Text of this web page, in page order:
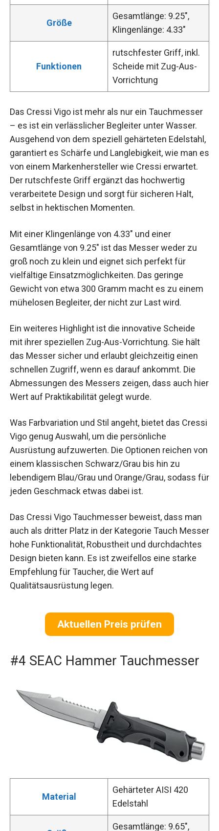
Größe
Gesamtlänge: 9.25″,
Klingenlänge: 4.33″
Funktionen
rutschfester Griff, inkl.
Scheide mit Zug-Aus-
Vorrichtung
Das Cressi Vigo ist mehr als nur ein Tauchmesser
– es ist ein verlässlicher Begleiter unter Wasser.
Ausgehend von dem speziell gehärteten Edelstahl,
garantiert es Schärfe und Langlebigkeit, wie man es
von einem Markenhersteller wie Cressi erwartet.
Der rutschfeste Griff ergänzt das hochwertig
verarbeitete Design und sorgt für sicheren Halt,
selbst in hektischen Momenten.
Mit einer Klingenlänge von 4.33″ und einer
Gesamtlänge von 9.25″ ist das Messer weder zu
groß noch zu klein und eignet sich perfekt für
vielfältige Einsatzmöglichkeiten. Das geringe
Gewicht von etwa 300 Gramm macht es zu einem
mühelosen Begleiter, der nicht zur Last wird.
Ein weiteres Highlight ist die innovative Scheide
mit ihrer speziellen Zug-Aus-Vorrichtung. Sie hält
das Messer sicher und erlaubt gleichzeitig einen
schnellen Zugriff, wenn es darauf ankommt. Die
Abmessungen des Messers zeigen, dass auch hier
Wert auf Praktikabilität gelegt wurde.
Was Farbvariation und Stil angeht, bietet das Cressi
Vigo genug Auswahl, um die persönliche
Ausrüstung aufzuwerten. Die Optionen reichen von
einem klassischen Schwarz/Grau bis hin zu
lebendigem Blau/Grau und Orange/Grau, sodass für
jeden Geschmack etwas dabei ist.
Das Cressi Vigo Tauchmesser beweist, dass man
auch als dritter Platz in der Kategorie Tauch Messer
hohe Funktionalität, Robustheit und durchdachtes
Design bieten kann. Es ist zweifellos eine starke
Empfehlung für Taucher, die Wert auf
Qualitätsausrüstung legen.
Aktuellen Preis prüfen
#4 SEAC Hammer Tauchmesser
Material
Gehärteter AISI 420
Edelstahl
Gesamtlänge: 9.65″,